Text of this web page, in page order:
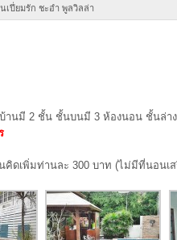
เปี่ยมรัก ชะอำ พูลวิลล่า
านมี 2 ชั้น ชั้นบนมี 3 ห้องนอน ชั้นล่า
คิดเพิ่มท่านละ 300 บาท (ไม่มีที่นอนเ